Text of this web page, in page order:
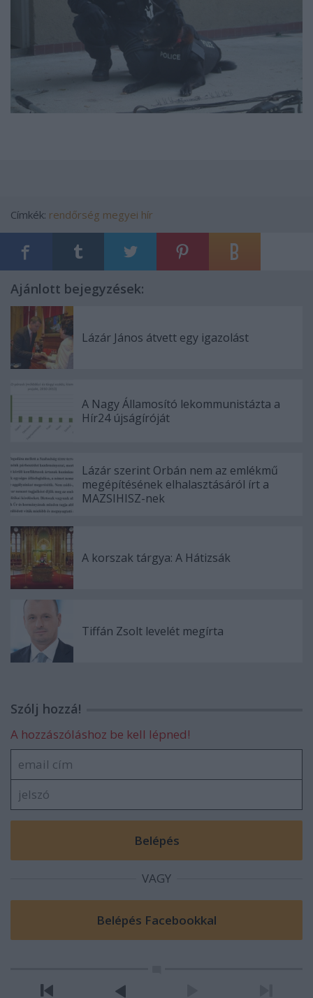
Címkék: rendőrség megyei hír
Ajánlott bejegyzések:
Lázár János átvett egy igazolást
A Nagy Államosító lekommunistázta a
Hír24 újságíróját
Lázár szerint Orbán nem az emlékmű
megépítésének elhalasztásáról írt a
MAZSIHISZ-nek
A korszak tárgya: A Hátizsák
Tiffán Zsolt levelét megírta
Szólj hozzá!
A hozzászóláshoz be kell lépned!
VAGY